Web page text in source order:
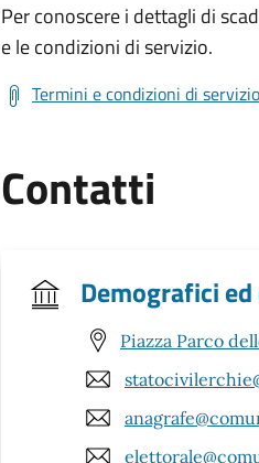
Per conoscere i dettagli di
e le condizioni di servizio.
Termini e condizioni di servizio
Contatti
Demografici
Piazza Parco